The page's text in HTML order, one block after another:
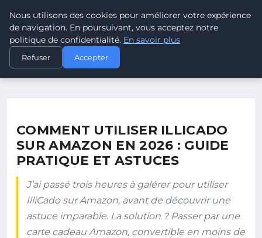
Sarbacane
France
L'ART DU TIR À LA SARBACANE
ACCUEIL
COMMENT UTILISER ILLICADO SUR AMAZON EN 2026 : GUIDE…
COMMENT UTILISER ILLICADO
SUR AMAZON EN 2026 : GUIDE
PRATIQUE ET ASTUCES
J’ai passé trois heures à galérer pour utiliser
IlliCado sur Amazon, avant de découvrir une
astuce imparable. La solution ? Passer par une
carte cadeau Amazon, convertible en moins de
Nous utilisons des cookies pour améliorer votre expérience
de navigation. En poursuivant, vous acceptez notre
politique de confidentialité. En savoir plus
Refuser Accepter